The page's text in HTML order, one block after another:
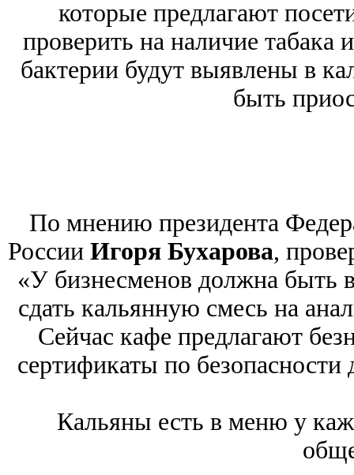
которые предлагают
проверить на наличие
бактерии будут выявлены в
быть
По мнению президента
России Игоря Бухарова,
«У бизнесменов должна быть
сдать кальянную смесь на
Сейчас кафе предлагают
сертификаты по
Кальяны есть в меню у